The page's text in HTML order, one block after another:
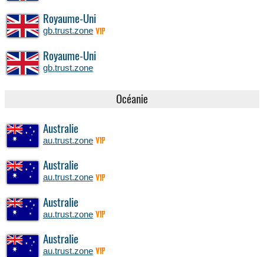
Royaume-Uni
gb.trust.zone VIP
Royaume-Uni
gb.trust.zone
Océanie
Australie
au.trust.zone VIP
Australie
au.trust.zone VIP
Australie
au.trust.zone VIP
Australie
au.trust.zone VIP